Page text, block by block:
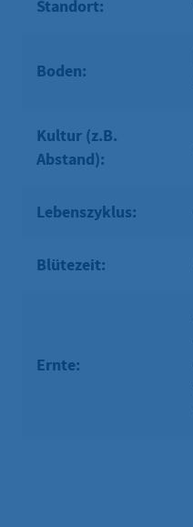
Standort:
Boden:
Kultur (z.B.
Abstand):
Lebenszyklus:
Blütezeit:
Ernte: